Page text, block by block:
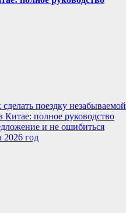
поездку незабываемой
полное руководство
и не ошибиться
2026 год